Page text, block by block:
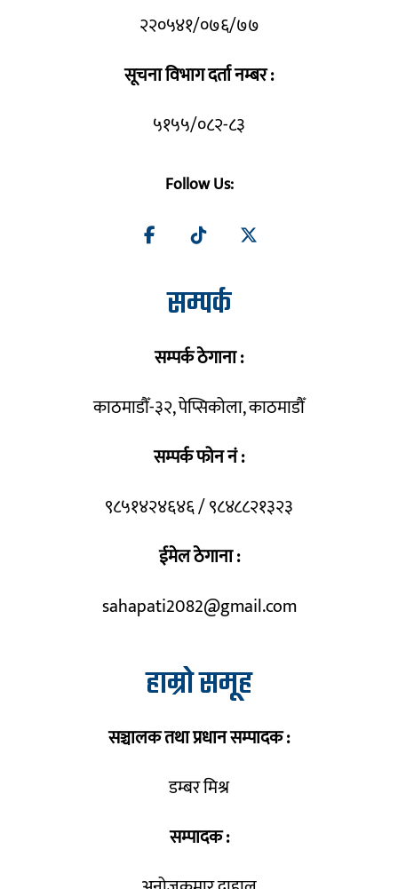
२२०५४१/०७६/७७
सूचना विभाग दर्ता नम्बर :
५१५५/०८२-८३
Follow Us:
सम्पर्क
सम्पर्क ठेगाना :
काठमाडौँ-३२, पेप्सिकोला, काठमाडौँ
सम्पर्क फोन नं :
९८५१४२४६४६ / ९८४८८२१३२३
ईमेल ठेगाना :
sahapati2082@gmail.com
हाम्रो समूह
सञ्चालक तथा प्रधान सम्पादक :
डम्बर मिश्र
सम्पादक :